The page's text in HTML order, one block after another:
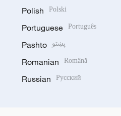
Polish Polski
Portuguese Português
Pashto پښتو
Romanian Română
Russian Русский